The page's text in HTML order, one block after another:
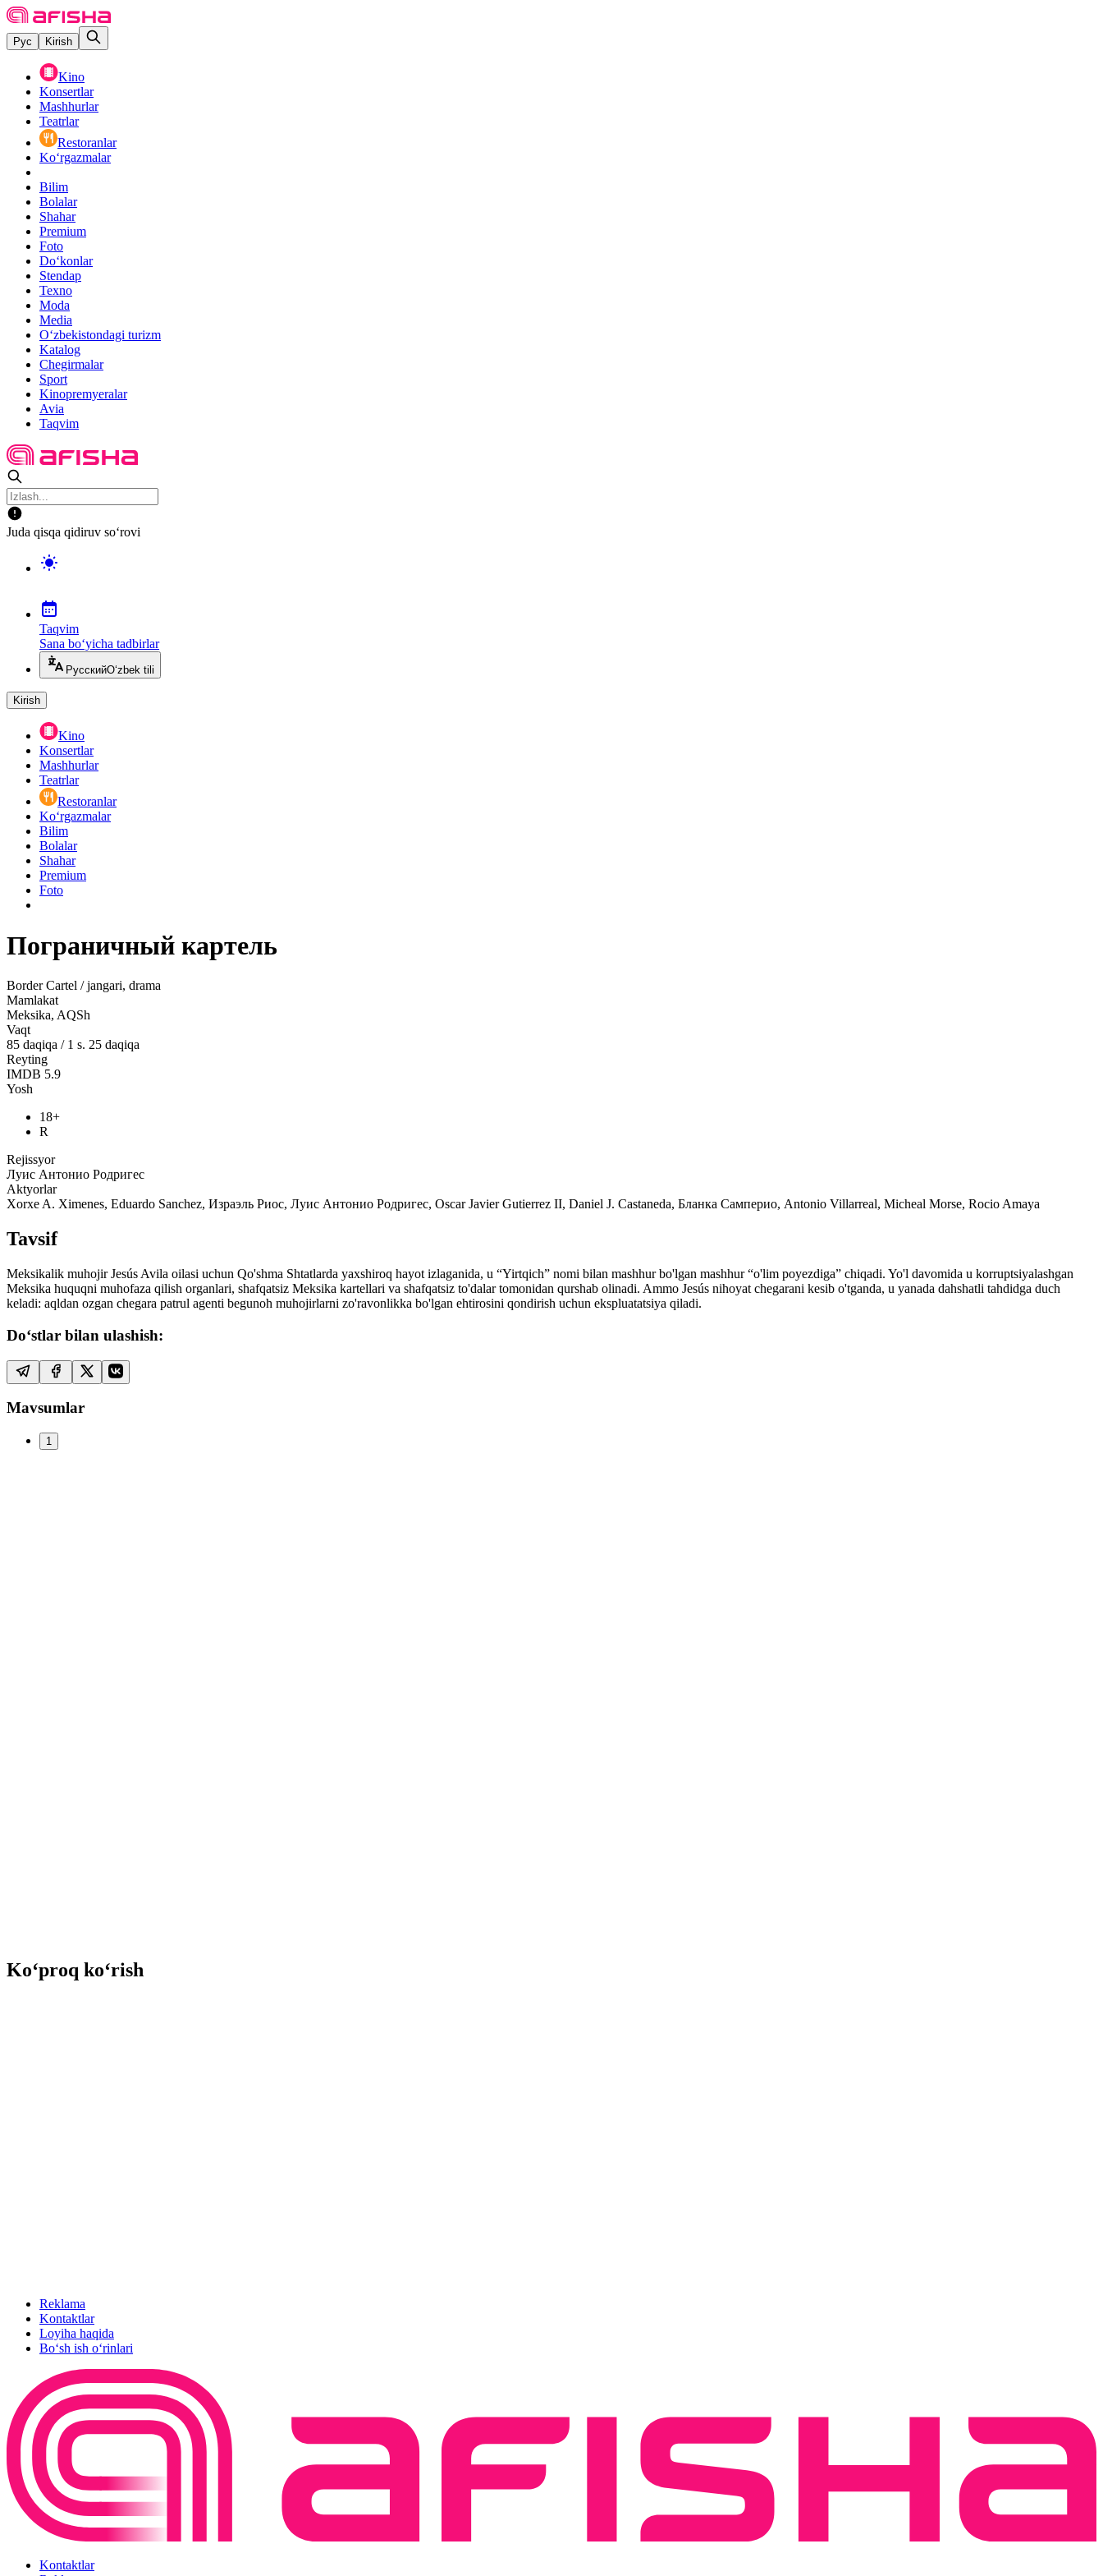
Рус Kirish
Kino
Konsertlar
Mashhurlar
Teatrlar
Restoranlar
Ko‘rgazmalar
Bilim
Bolalar
Shahar
Premium
Foto
Do‘konlar
Stendap
Texno
Moda
Media
O‘zbekistondagi turizm
Katalog
Chegirmalar
Sport
Kinopremyeralar
Avia
Taqvim
Juda qisqa qidiruv so‘rovi
Taqvim
Sana bo‘yicha tadbirlar
РусскийO‘zbek tili
Kirish
Kino
Konsertlar
Mashhurlar
Teatrlar
Restoranlar
Ko‘rgazmalar
Bilim
Bolalar
Shahar
Premium
Foto
Пограничный картель
Border Cartel / jangari, drama
Mamlakat
Meksika, AQSh
Vaqt
85 daqiqa / 1 s. 25 daqiqa
Reyting
IMDB 5.9
Yosh
18+
R
Rejissyor
Луис Антонио Родригес
Aktyorlar
Xorxe A. Ximenes, Eduardo Sanchez, Израэль Риос, Луис Антонио Родригес, Oscar Javier Gutierrez II, Daniel J. Castaneda, Бланка Самперио, Antonio Villarreal, Micheal Morse, Rocio Amaya
Tavsif
Meksikalik muhojir Jesús Avila oilasi uchun Qo'shma Shtatlarda yaxshiroq hayot izlaganida, u “Yirtqich” nomi bilan mashhur bo'lgan mashhur “o'lim poyezdiga” chiqadi. Yo'l davomida u korruptsiyalashgan
Meksika huquqni muhofaza qilish organlari, shafqatsiz Meksika kartellari va shafqatsiz to'dalar tomonidan qurshab olinadi. Ammo Jesús nihoyat chegarani kesib o'tganda, u yanada dahshatli tahdidga duch
keladi: aqldan ozgan chegara patrul agenti begunoh muhojirlarni zo'ravonlikka bo'lgan ehtirosini qondirish uchun ekspluatatsiya qiladi.
Do‘stlar bilan ulashish:
Mavsumlar
1
Ko‘proq ko‘rish
Reklama
Kontaktlar
Loyiha haqida
Bo‘sh ish o‘rinlari
Kontaktlar